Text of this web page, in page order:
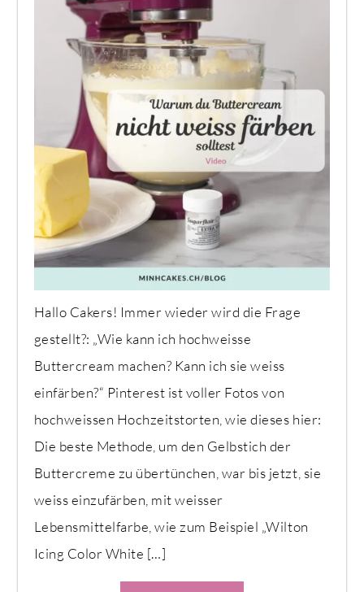
Hallo Cakers! Immer wieder wird die Frage
gestellt?: „Wie kann ich hochweisse
Buttercream machen? Kann ich sie weiss
einfärben?“ Pinterest ist voller Fotos von
hochweissen Hochzeitstorten, wie dieses hier:
Die beste Methode, um den Gelbstich der
Buttercreme zu übertünchen, war bis jetzt, sie
weiss einzufärben, mit weisser
Lebensmittelfarbe, wie zum Beispiel „Wilton
Icing Color White […]